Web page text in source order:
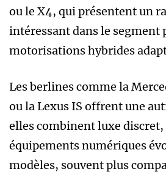
ou le X4, qui présentent un
intéressant dans le segment
motorisations hybrides
Les berlines comme la
ou la Lexus IS offrent une
elles combinent luxe
équipements numériques
modèles, souvent plus